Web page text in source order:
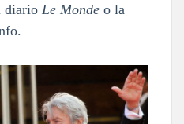
diario Le Monde o la